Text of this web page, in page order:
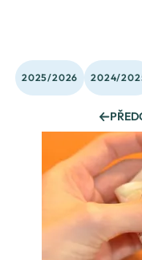
2025/2026 2024/